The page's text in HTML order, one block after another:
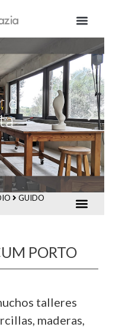
del
GUIDO
PORTO
talleres
maderas,